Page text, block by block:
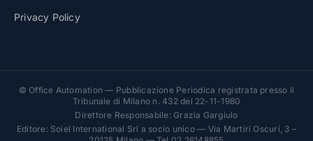
Privacy Policy
© Office Automation — Pubblicazione Periodica registrata presso il
Tribunale di Milano n. 432 del 22-11-1980
Direttore Responsabile: Grazia Gargiulo
Editore: Soiel International Srl a socio unico — Via Martiri Oscuri, 3 –